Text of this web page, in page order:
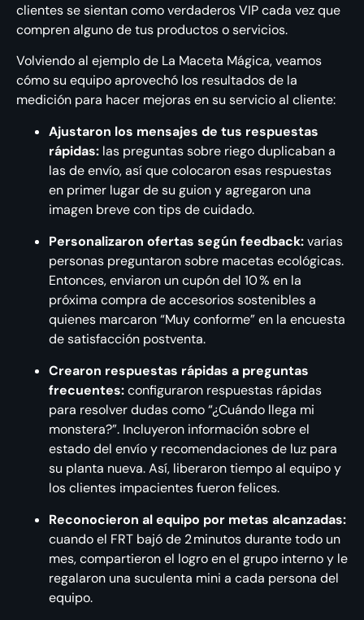
clientes se sientan como verdaderos VIP cada vez que
compren alguno de tus productos o servicios.
Volviendo al ejemplo de La Maceta Mágica, veamos
cómo su equipo aprovechó los resultados de la
medición para hacer mejoras en su servicio al cliente:
Ajustaron los mensajes de tus respuestas
rápidas: las preguntas sobre riego duplicaban a
las de envío, así que colocaron esas respuestas
en primer lugar de su guion y agregaron una
imagen breve con tips de cuidado.
Personalizaron ofertas según feedback:varias
personas preguntaron sobre macetas ecológicas.
Entonces, enviaron un cupón del 10 % en la
próxima compra de accesorios sostenibles a
quienes marcaron “Muy conforme” en la encuesta
de satisfacción postventa.
Crearon respuestas rápidas a preguntas
frecuentes:configuraron respuestas rápidas
para resolver dudas como “¿Cuándo llega mi
monstera?”. Incluyeron información sobre el
estado del envío y recomendaciones de luz para
su planta nueva. Así, liberaron tiempo al equipo y
los clientes impacientes fueron felices.
Reconocieron al equipo por metas alcanzadas:
cuando el FRT bajó de 2 minutos durante todo un
mes, compartieron el logro en el grupo interno y le
regalaron una suculenta mini a cada persona del
equipo.